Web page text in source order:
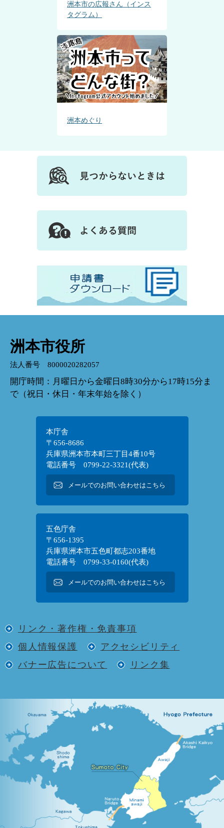
洲本市の広報さん（インス
タグラム）
洲本めぐり
洲本市役所
法人番号 8000020282057
開庁時間：月曜日から金曜日8時30分から17時15分ま
で（祝日・休日・年末年始を除く）
本庁舎
〒656-8686
兵庫県洲本市本町三丁目4番10号
電話番号 0799-22-3321(代表)
メールでのお問い合わせはこちら
五色庁舎
〒656-1395
兵庫県洲本市五色町都志203番地
電話番号 0799-33-0160(代表)
メールでのお問い合わせはこちら
リンク・著作権・免責事項
個人情報保護
アクセシビリティ
バナー広告について
リンク集